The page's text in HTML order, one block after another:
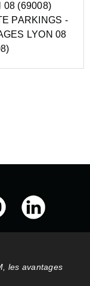
08 (69008)
PARKINGS -
LYON 08
les avantages